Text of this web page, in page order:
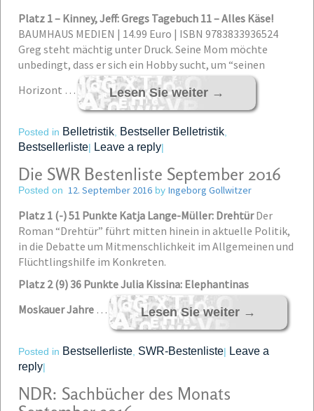
Platz 1 – Kinney, Jeff: Gregs Tagebuch 11 – Alles Käse!
BAUMHAUS MEDIEN | 14.99 Euro | ISBN 9783833936524
Greg steht mächtig unter Druck. Seine Mom möchte
unbedingt, dass er sich ein Hobby sucht, um “seinen
Horizont …
Lesen Sie weiter →
Posted in Belletristik Bestseller Belletristik
Bestsellerliste| Leave a reply|
Die SWR Bestenliste September 2016
Posted on 12. September 2016 by Ingeborg Gollwitzer
Platz 1 (-) 51 Punkte Katja Lange-Müller: DrehtürDer
Roman “Drehtür” führt mitten hinein in aktuelle Politik,
in die Debatte um Mitmenschlichkeit im Allgemeinen und
Flüchtlingshilfe im Konkreten.
Platz 2 (9) 36 Punkte Julia Kissina: Elephantinas
Moskauer Jahre … Lesen Sie weiter →
Posted in Bestsellerliste SWR-Bestenliste| Leave a
reply|
NDR: Sachbücher des Monats